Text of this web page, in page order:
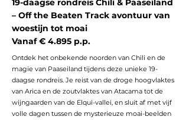
19-daagse rondreis Chili & Paaseiland
– Off the Beaten Track avontuur van
woestijn tot moai
Vanaf € 4.895 p.p.
Ontdek het onbekende noorden van Chili en de
magie van Paaseiland tijdens deze unieke 19-
daagse rondreis. Je reist van de droge hoogvlaktes
van Arica en de zoutvlaktes van Atacama tot de
wijngaarden van de Elqui-vallei, en sluit af met vijf
volle dagen tussen de mysterieuze moai-beelden